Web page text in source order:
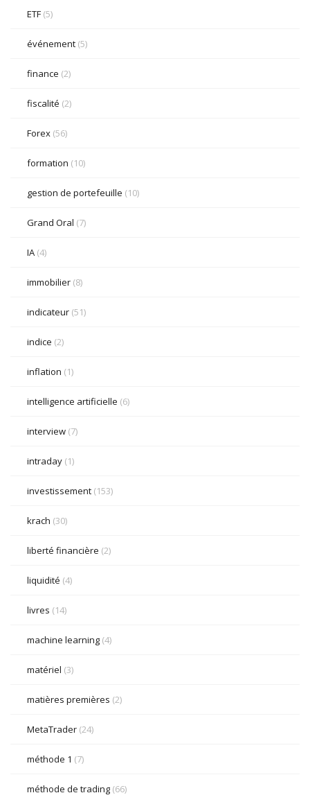
ETF (5)
événement (5)
finance (2)
fiscalité (2)
Forex (56)
formation (10)
gestion de portefeuille (10)
Grand Oral (7)
IA (4)
immobilier (8)
indicateur (51)
indice (2)
inflation (1)
intelligence artificielle (6)
interview (7)
intraday (1)
investissement (153)
krach (30)
liberté financière (2)
liquidité (4)
livres (14)
machine learning (4)
matériel (3)
matières premières (2)
MetaTrader (24)
méthode 1 (7)
méthode de trading (66)